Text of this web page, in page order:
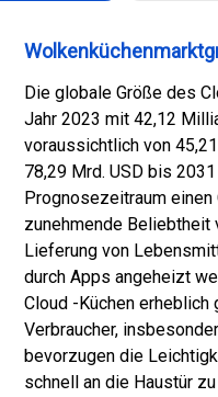
Die globale Größe des
Jahr 2023 mit 42,12
voraussichtlich von
78,29 Mrd. USD bis
Prognosezeitraum einen
zunehmende Beliebtheit
Lieferung von
durch Apps angeheizt
Cloud -Küchen erheblich
Verbraucher,
bevorzugen die
schnell an die Haustür